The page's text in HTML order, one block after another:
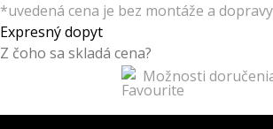
*uvedená cena je bez montáže a dopravy
Expresný dopyt
Z čoho sa skladá cena?
Možnosti